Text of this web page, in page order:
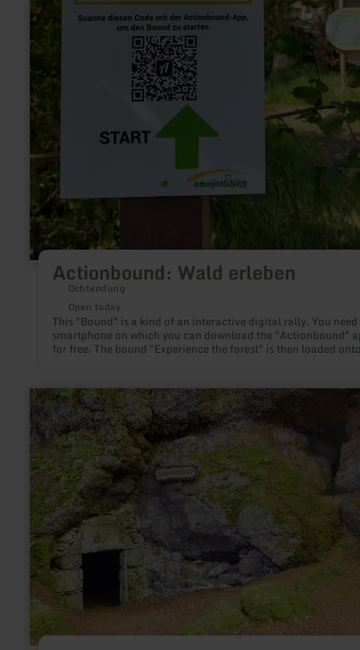
Actionbound: Wald erleben
Ochtendung
Open today
This "Bound" is a kind of an interactive digital rally. You need
smartphone on which you can download the "Actionbound"
for free. The bound "Experience the forest" is then loaded
learn
more
about:
Mühlsteinhöhlen
Hohenfels-
Essingen